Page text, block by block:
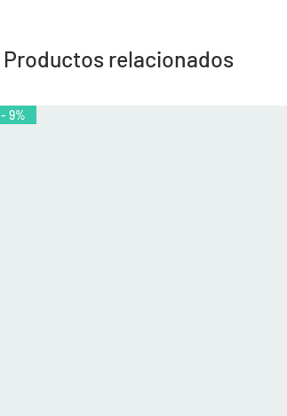
Productos relacionados
- 9%